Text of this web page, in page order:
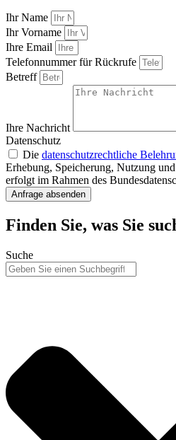
Ihr Name
Ihr Vorname
Ihre Email
Telefonnummer für Rückrufe
Betreff
Ihre Nachricht
Datenschutz
Die datenschutzrechtliche
Erhebung, Speicherung, Nutzung
erfolgt im Rahmen des
Anfrage absenden
Finden Sie, was Sie
Suche